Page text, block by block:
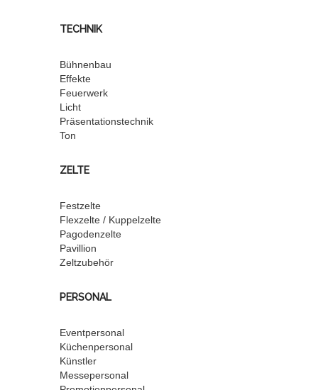
TECHNIK
Bühnenbau
Effekte
Feuerwerk
Licht
Präsentationstechnik
Ton
ZELTE
Festzelte
Flexzelte / Kuppelzelte
Pagodenzelte
Pavillion
Zeltzubehör
PERSONAL
Eventpersonal
Küchenpersonal
Künstler
Messepersonal